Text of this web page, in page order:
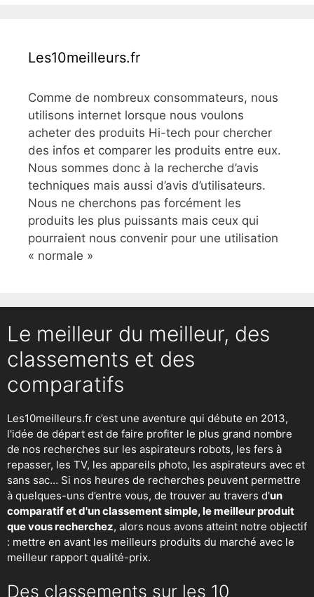
Les10meilleurs.fr
Comme de nombreux consommateurs, nous
utilisons internet lorsque nous voulons
acheter des produits Hi-tech pour chercher
des infos et comparer les produits entre eux.
Nous sommes donc à la recherche d’avis
techniques mais aussi d’avis d’utilisateurs.
Nous ne cherchons pas forcément les
produits les plus puissants mais ceux qui
pourraient nous convenir pour une utilisation
« normale »
Le meilleur du meilleur, des
classements et des
comparatifs
Les10meilleurs.fr c’est une aventure qui débute en 2013,
l'idée de départ est de faire profiter le plus grand nombre
de nos recherches sur les aspirateurs robots, les fers à
repasser, les TV, les appareils photo, les aspirateurs avec et
sans sac… Si nos heures de recherches peuvent permettre
à quelques-uns d’entre vous, de trouver au travers d'un
comparatif et d'un classement simple, le meilleur produit
que vous recherchez, alors nous avons atteint notre objectif
: mettre en avant les meilleurs produits du marché avec le
meilleur rapport qualité-prix.
Des classements sur les 10